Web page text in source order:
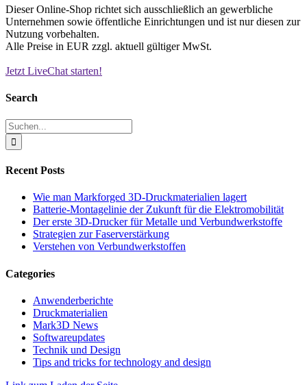
Dieser Online-Shop richtet sich ausschließlich an gewerbliche
Unternehmen sowie öffentliche Einrichtungen und ist nur diesen zur
Nutzung vorbehalten.
Alle Preise in EUR zzgl. aktuell gültiger MwSt.
Jetzt LiveChat starten!
Mail
Schiebereglerbereich
Search
Suche
nach:
Recent Posts
Wie man Markforged 3D-Druckmaterialien lagert
Batterie-Montagelinie der Zukunft für die Elektromobilität
Der erste 3D-Drucker für Metalle und Verbundwerkstoffe
Strategien zur Faserverstärkung
Verstehen von Verbundwerkstoffen
Categories
Anwenderberichte
Druckmaterialien
Mark3D News
Softwareupdates
Technik und Design
Tips and tricks for technology and design